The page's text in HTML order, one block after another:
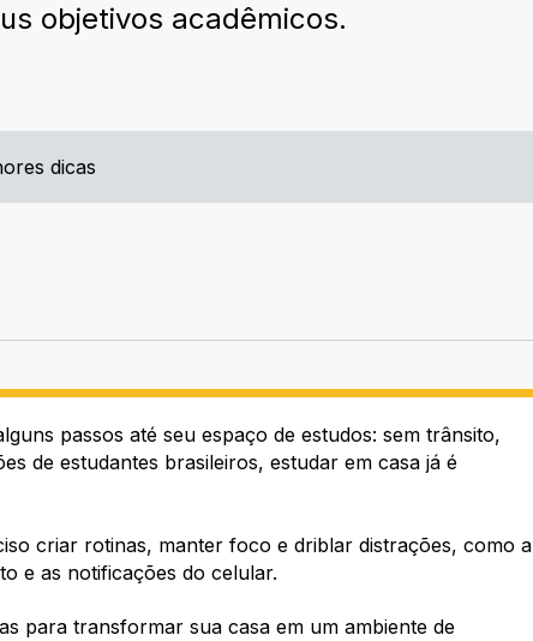
objetivos acadêmicos.
dicas
passos até seu espaço de estudos: sem trânsito,
de estudantes brasileiros, estudar em casa já é
criar rotinas, manter foco e driblar distrações, como a
e as notificações do celular.
para transformar sua casa em um ambiente de